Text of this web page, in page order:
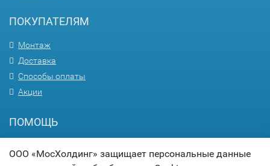
ПОКУПАТЕЛЯМ
Монтаж
Доставка
Способы оплаты
Акции
ПОМОЩЬ
ООО «МосХолдинг» защищает персональные данные